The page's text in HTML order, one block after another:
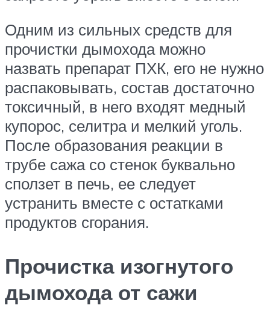
Одним из сильных средств для
прочистки дымохода можно
назвать препарат ПХК, его не нужно
распаковывать, состав достаточно
токсичный, в него входят медный
купорос, селитра и мелкий уголь.
После образования реакции в
трубе сажа со стенок буквально
сползет в печь, ее следует
устранить вместе с остатками
продуктов сгорания.
Прочистка изогнутого
дымохода от сажи